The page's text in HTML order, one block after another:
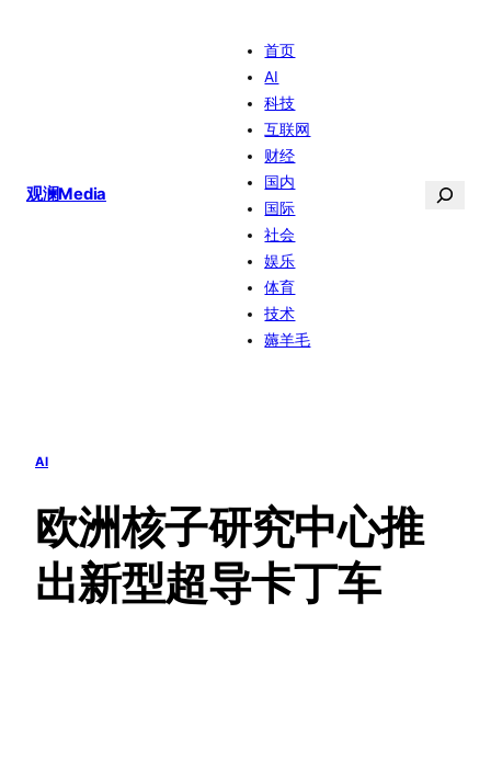
观澜Media
首页
AI
科技
互联网
财经
国内
国际
社会
娱乐
体育
技术
薅羊毛
搜
AI
欧洲核子研究中心推
出新型超导卡丁车